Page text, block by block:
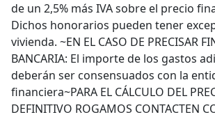
de un 2,5% más IVA sobre el precio
Dichos honorarios pueden tener
vivienda. ~EN EL CASO DE PRECISAR
BANCARIA: El importe de los gastos
deberán ser consensuados con la
financiera~PARA EL CÁLCULO DEL
DEFINITIVO ROGAMOS CONTACTEN